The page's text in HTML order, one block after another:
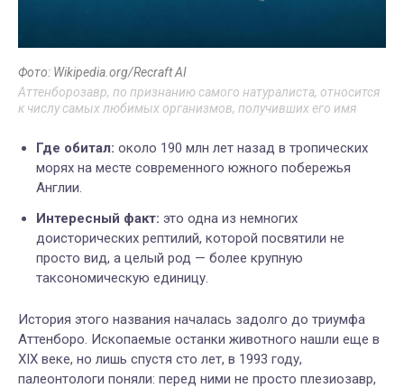
Фото: Wikipedia.org/Recraft AI
Аттенборозавр, по признанию самого натуралиста, относится
к числу самых любимых организмов, получивших его имя
Где обитал: около 190 млн лет назад в тропических
морях на месте современного южного побережья
Англии.
Интересный факт: это одна из немногих
доисторических рептилий, которой посвятили не
просто вид, а целый род — более крупную
таксономическую единицу.
История этого названия началась задолго до триумфа
Аттенборо. Ископаемые останки животного нашли еще в
XIX веке, но лишь спустя сто лет, в 1993 году,
палеонтологи поняли: перед ними не просто плезиозавр,